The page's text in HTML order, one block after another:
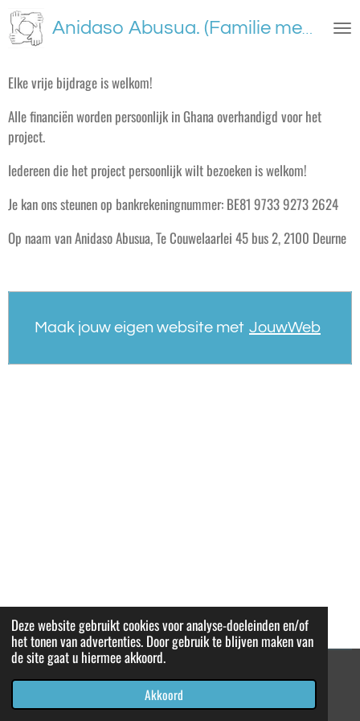
Deze website gebruikt cookies voor analyse-doeleinden en/of
het tonen van advertenties. Door gebruik te blijven maken van
de site gaat u hiermee akkoord.
Akkoord
Ga
direct
de
Anidaso Abusua. (Familie met hoop)
Elke vrije bijdrage is welkom!
Alle financiën worden persoonlijk in Ghana overhandigd voor het
project.
Iedereen die het project persoonlijk wilt bezoeken is welkom!
Je kan ons steunen op bankrekeningnummer: BE81 9733 9273 2624
Op naam van Anidaso Abusua, Te Couwelaarlei 45 bus 2, 2100 Deurne
Maak jouw eigen website met JouwWeb
© 2021 - 2026 Anidaso Abusua (Familie met hoop)